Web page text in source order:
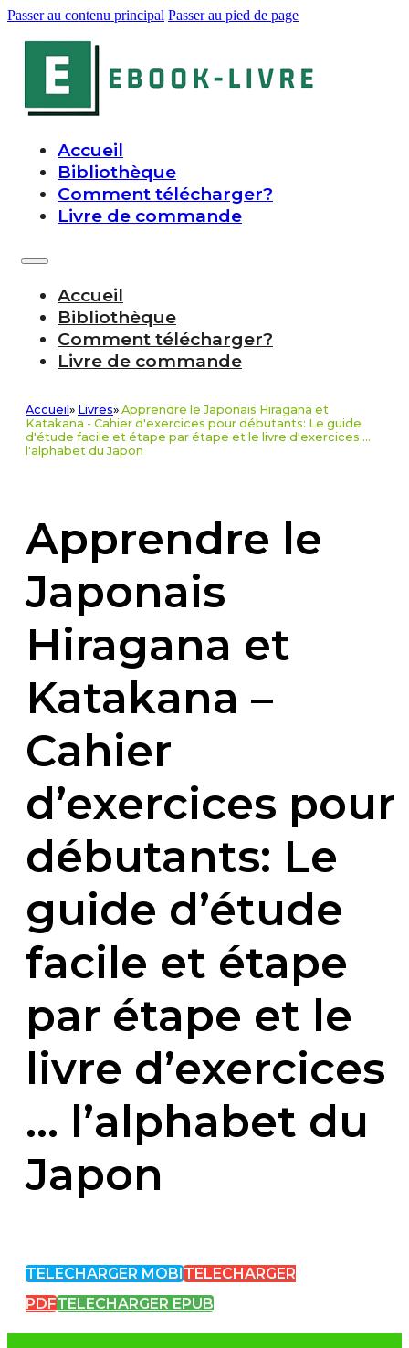
Passer au contenu principal Passer au pied de page
Accueil
Bibliothèque
Comment télécharger?
Livre de commande
Accueil
Bibliothèque
Comment télécharger?
Livre de commande
Accueil » Livres» Apprendre le Japonais Hiragana et
Katakana - Cahier d'exercices pour débutants: Le guide
d'étude facile et étape par étape et le livre d'exercices ...
l'alphabet du Japon
Apprendre le
Japonais
Hiragana et
Katakana –
Cahier
d’exercices pour
débutants: Le
guide d’étude
facile et étape
par étape et le
livre d’exercices
… l’alphabet du
Japon
TELECHARGER MOBI TELECHARGER
PDFTELECHARGER EPUB